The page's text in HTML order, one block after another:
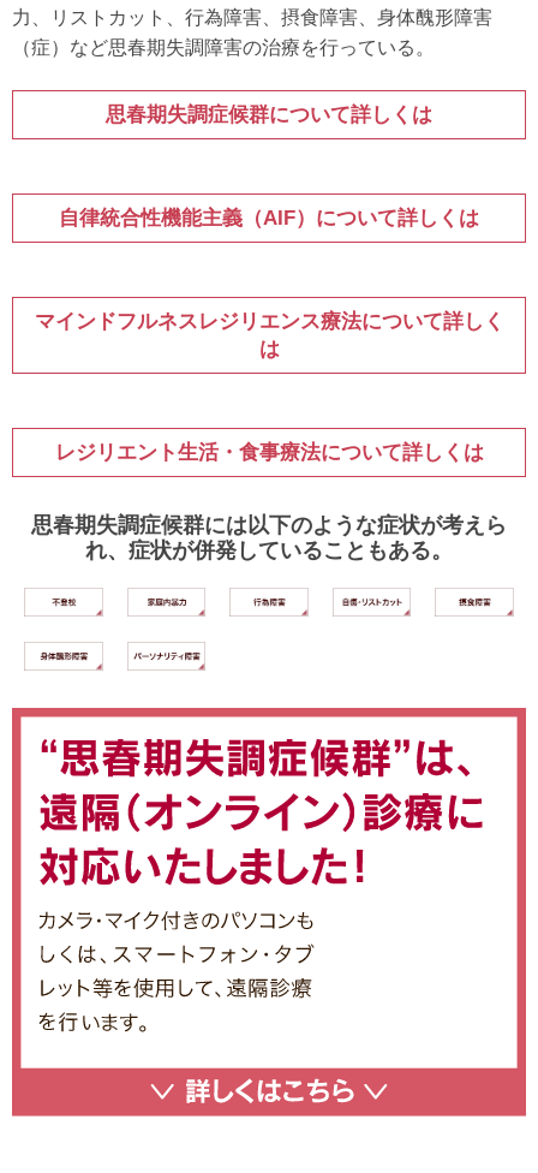
力、リストカット、行為障害、摂食障害、身体醜形障害
（症）など思春期失調障害の治療を行っている。
思春期失調症候群について詳しくは
自律統合性機能主義（AIF）について詳しくは
マインドフルネスレジリエンス療法について詳しく
は
レジリエント生活・食事療法について詳しくは
思春期失調症候群には以下のような症状が考えら
れ、症状が併発していることもある。